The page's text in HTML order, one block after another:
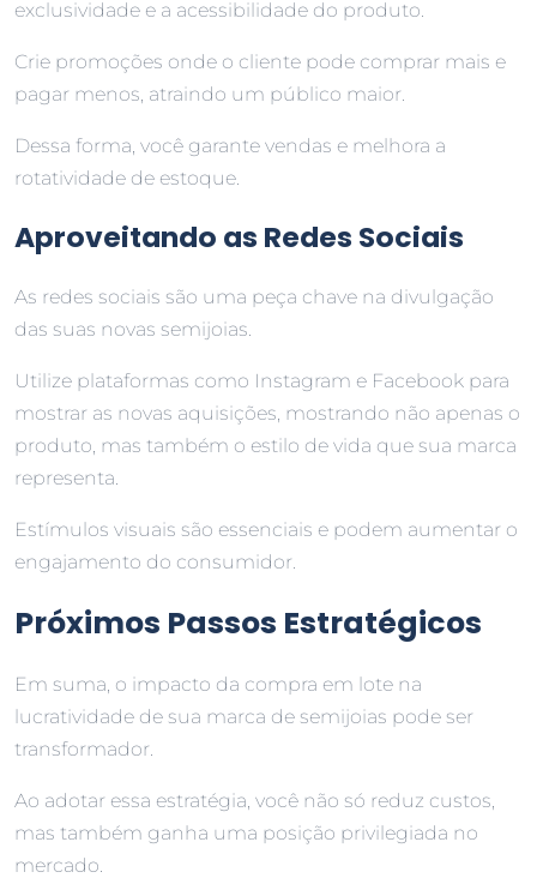
exclusividade e a acessibilidade do produto.
Crie promoções onde o cliente pode comprar mais e
pagar menos, atraindo um público maior.
Dessa forma, você garante vendas e melhora a
rotatividade de estoque.
Aproveitando as Redes Sociais
As redes sociais são uma peça chave na divulgação
das suas novas semijoias.
Utilize plataformas como Instagram e Facebook para
mostrar as novas aquisições, mostrando não apenas o
produto, mas também o estilo de vida que sua marca
representa.
Estímulos visuais são essenciais e podem aumentar o
engajamento do consumidor.
Próximos Passos Estratégicos
Em suma, o impacto da compra em lote na
lucratividade de sua marca de semijoias pode ser
transformador.
Ao adotar essa estratégia, você não só reduz custos,
mas também ganha uma posição privilegiada no
mercado.